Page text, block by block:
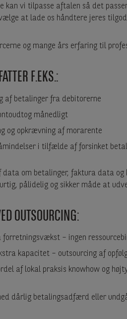
kan vi tilpasse aftalen så det
vælge at lade os håndtere jeres
og mange års erfaring til
F.EKS.:
af betalinger fra debitorerne
månedligt
og opkrævning af morarente
i tilfælde af forsinket
data om betalinger, faktura data
pålidelig og sikker måde at
OUTSOURCING:
forretningsvækst – ingen
kapacitet – outsourcing af
af lokal praksis knowhow og
dårlig betalingsadfærd eller